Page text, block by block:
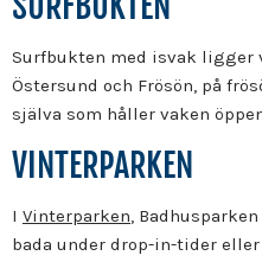
Surfbukten med isvak ligger
Östersund och Frösön, på
själva som håller vaken
VINTERPARKEN
I Vinterparken ,
bada under drop-in-tider eller